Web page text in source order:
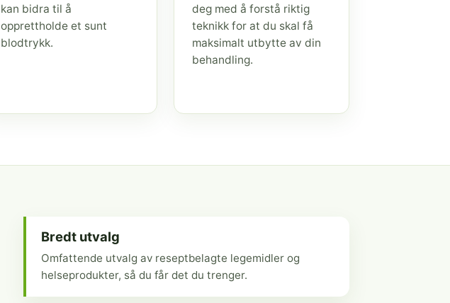
kan bidra til å
opprettholde et sunt
blodtrykk.
deg med å forstå riktig
teknikk for at du skal få
maksimalt utbytte av din
behandling.
Bredt utvalg
Omfattende utvalg av reseptbelagte legemidler og
helseprodukter, så du får det du trenger.